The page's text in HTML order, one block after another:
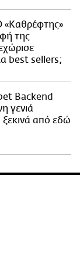
της
best sellers;
Backend
γενιά
από εδώ